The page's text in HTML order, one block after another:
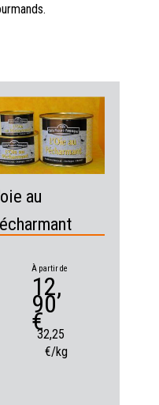
au
À partir de
12,
90
€32,25
€/kg